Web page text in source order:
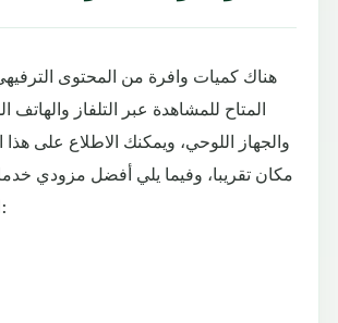
هناك كميات وافرة من المحتوى
المتاح للمشاهدة عبر التلفاز
والجهاز اللوحي، ويمكنك الاطلاع على
مكان تقريبا، وفيما يلي أفضل مزودي
المجاني المتاحة: